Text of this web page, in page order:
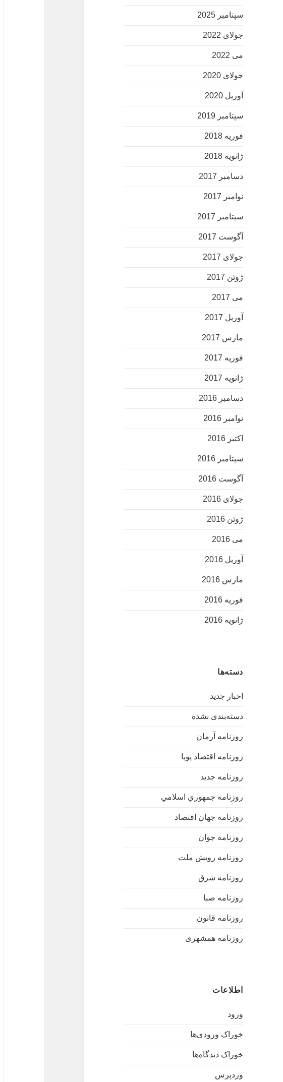
سپتامبر 2025
جولای 2022
می 2022
جولای 2020
آوریل 2020
سپتامبر 2019
فوریه 2018
ژانویه 2018
دسامبر 2017
نوامبر 2017
سپتامبر 2017
آگوست 2017
جولای 2017
ژوئن 2017
می 2017
آوریل 2017
مارس 2017
فوریه 2017
ژانویه 2017
دسامبر 2016
نوامبر 2016
اکتبر 2016
سپتامبر 2016
آگوست 2016
جولای 2016
ژوئن 2016
می 2016
آوریل 2016
مارس 2016
فوریه 2016
ژانویه 2016
دسته‌ها
اخبار جدید
دسته‌بندی نشده
روزنامه آرمان
روزنامه اقتصاد پویا
روزنامه جدید
روزنامه جمهوري اسلامي
روزنامه جهان اقتصاد
روزنامه جوان
روزنامه رویش ملت
روزنامه شرق
روزنامه صبا
روزنامه قانون
روزنامه همشهری
اطلاعات
ورود
خوراک ورودی‌ها
خوراک دیدگاه‌ها
وردپرس